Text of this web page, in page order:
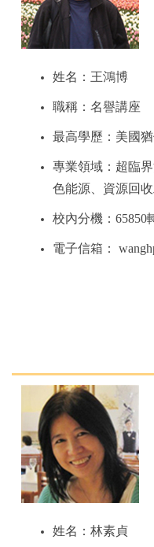
姓名：王鴻博
職稱：名譽講座
最高學歷：美國
專業領域：超臨
色能源、資源回
校內分機：65850
電子信箱：
姓名：林素貞